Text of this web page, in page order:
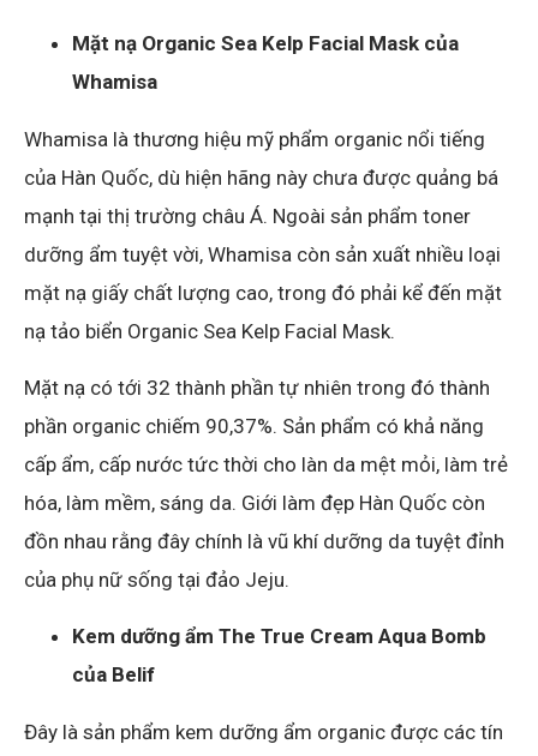
Mặt nạ Organic Sea Kelp Facial Mask của
Whamisa
Whamisa là thương hiệu mỹ phẩm organic nổi tiếng
của Hàn Quốc, dù hiện hãng này chưa được quảng bá
mạnh tại thị trường châu Á. Ngoài sản phẩm toner
dưỡng ẩm tuyệt vời, Whamisa còn sản xuất nhiều loại
mặt nạ giấy chất lượng cao, trong đó phải kể đến mặt
nạ tảo biển Organic Sea Kelp Facial Mask.
Mặt nạ có tới 32 thành phần tự nhiên trong đó thành
phần organic chiếm 90,37%. Sản phẩm có khả năng
cấp ẩm, cấp nước tức thời cho làn da mệt mỏi, làm trẻ
hóa, làm mềm, sáng da. Giới làm đẹp Hàn Quốc còn
đồn nhau rằng đây chính là vũ khí dưỡng da tuyệt đỉnh
của phụ nữ sống tại đảo Jeju.
Kem dưỡng ẩm The True Cream Aqua Bomb
của Belif
Đây là sản phẩm kem dưỡng ẩm organic được các tín